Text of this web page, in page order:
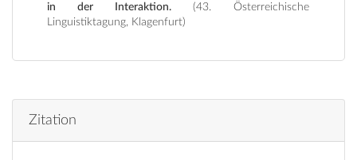
in der Interaktion. (43. Österreichische
Linguistiktagung, Klagenfurt)
Zitation